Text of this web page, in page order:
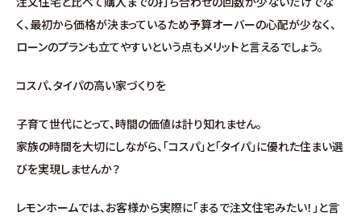
∟土地分譲
不動産管理 売買・賃貸仲介
中古物件買取サイト
企業情報・アクセス
く、最初から価格が決まっているため予算オーバーの心配が少なく、
ローンのプランも立てやすいという点もメリットと言えるでしょう。
コスパ、タイパの高い家づくりを
子育て世代にとって、時間の価値は計り知れません。
家族の時間を大切にしながら、「コスパ」と「タイパ」に優れた住まい選
びを実現しませんか？
レモンホームでは、お客様から実際に「まるで注文住宅みたい！」と言